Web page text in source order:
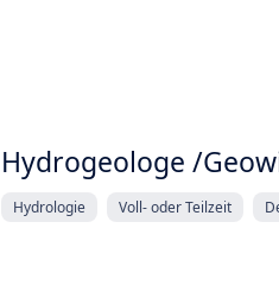
Hydrogeologe /
Hydrologie Voll- oder Teilzeit